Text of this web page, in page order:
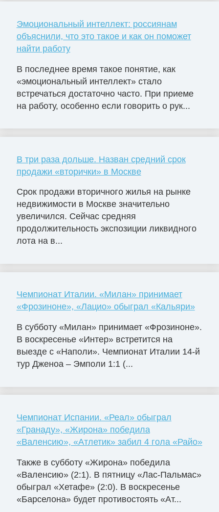
Эмоциональный интеллект: россиянам
объяснили, что это такое и как он поможет
найти работу
В последнее время такое понятие, как
«эмоциональный интеллект» стало
встречаться достаточно часто. При приеме
на работу, особенно если говорить о рук...
В три раза дольше. Назван средний срок
продажи «вторички» в Москве
Срок продажи вторичного жилья на рынке
недвижимости в Москве значительно
увеличился. Сейчас средняя
продолжительность экспозиции ликвидного
лота на в...
Чемпионат Италии. «Милан» принимает
«Фрозиноне», «Лацио» обыграл «Кальяри»
В субботу «Милан» принимает «Фрозиноне».
В воскресенье «Интер» встретится на
выезде с «Наполи». Чемпионат Италии 14-й
тур Дженоа – Эмполи 1:1 (...
Чемпионат Испании. «Реал» обыграл
«Гранаду», «Жирона» победила
«Валенсию», «Атлетик» забил 4 гола «Райо»
Также в субботу «Жирона» победила
«Валенсию» (2:1). В пятницу «Лас-Пальмас»
обыграл «Хетафе» (2:0). В воскресенье
«Барселона» будет противостоять «Ат...